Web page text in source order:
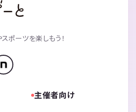
ポーツを楽しもう！
主催者向け